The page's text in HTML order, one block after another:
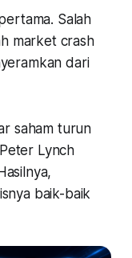
Salah
market crash
dari
saham turun
Lynch
baik-baik